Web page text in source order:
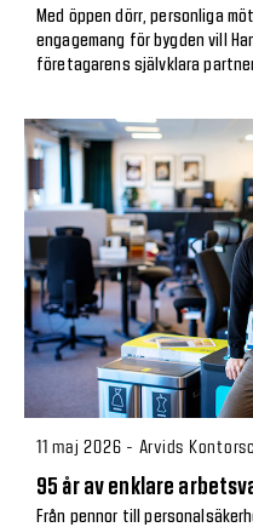
Med öppen dörr, personliga
engagemang för bygden vill
företagarens självklara
11 maj 2026 - Arvids
95 år av enklare
Från pennor till